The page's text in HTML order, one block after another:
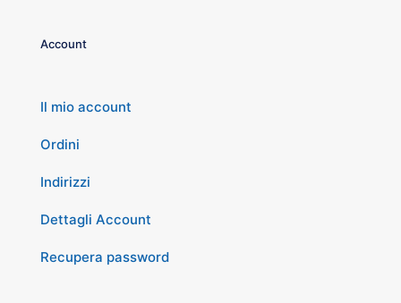
Account
Il mio account
Ordini
Indirizzi
Dettagli Account
Recupera password